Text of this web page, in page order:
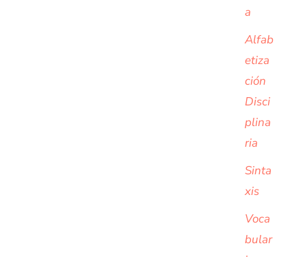
a
Alfab
etiza
ción
Disci
plina
ria
Sinta
xis
Voca
bular